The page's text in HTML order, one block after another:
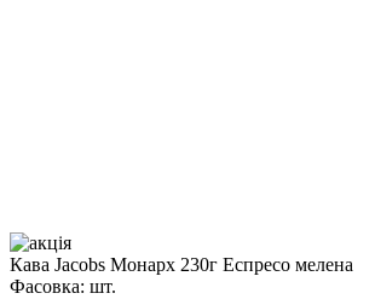
Кава Jacobs Монарх 230г Еспресо мелена
Фасовка: шт.